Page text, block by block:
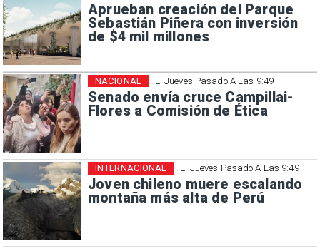
Aprueban creación del Parque
Sebastián Piñera con inversión
de $4 mil millones
El Jueves Pasado A Las 9:49
Senado envía cruce Campillai-
Flores a Comisión de Ética
NACIONAL
El Jueves Pasado A Las 9:49
Joven chileno muere escalando
montaña más alta de Perú
INTERNACIONAL